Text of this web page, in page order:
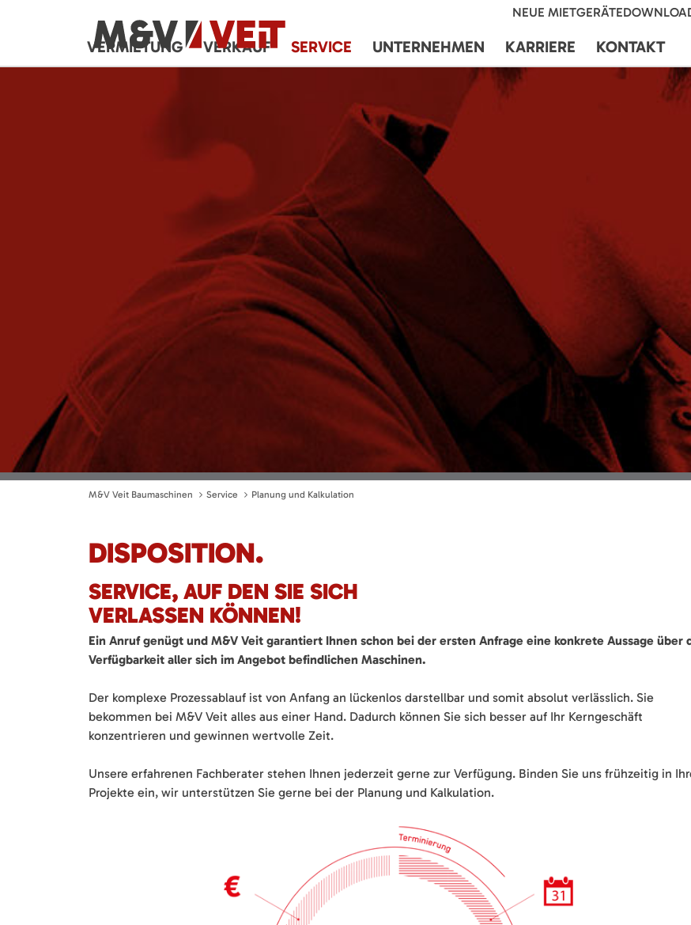
NEUE MIETGERÄTE
VERMIETUNG VERKAUF SERVICE UNTERNEHMEN KARRIERE KONTAKT
M&V Veit Baumaschinen Service Planung und Kalkulation
DISPOSITION.
SERVICE, AUF DEN SIE SICH
VERLASSEN KÖNNEN!
Ein Anruf genügt und M&V Veit garantiert Ihnen schon bei der ersten Anfrage eine konkrete Aussage über
Verfügbarkeit aller sich im Angebot befindlichen Maschinen.
Der komplexe Prozessablauf ist von Anfang an lückenlos darstellbar und somit absolut verlässlich. Sie
bekommen bei M&V Veit alles aus einer Hand. Dadurch können Sie sich besser auf Ihr Kerngeschäft
konzentrieren und gewinnen wertvolle Zeit.
Unsere erfahrenen Fachberater stehen Ihnen jederzeit gerne zur Verfügung. Binden Sie uns frühzeitig in
Projekte ein, wir unterstützen Sie gerne bei der Planung und Kalkulation.